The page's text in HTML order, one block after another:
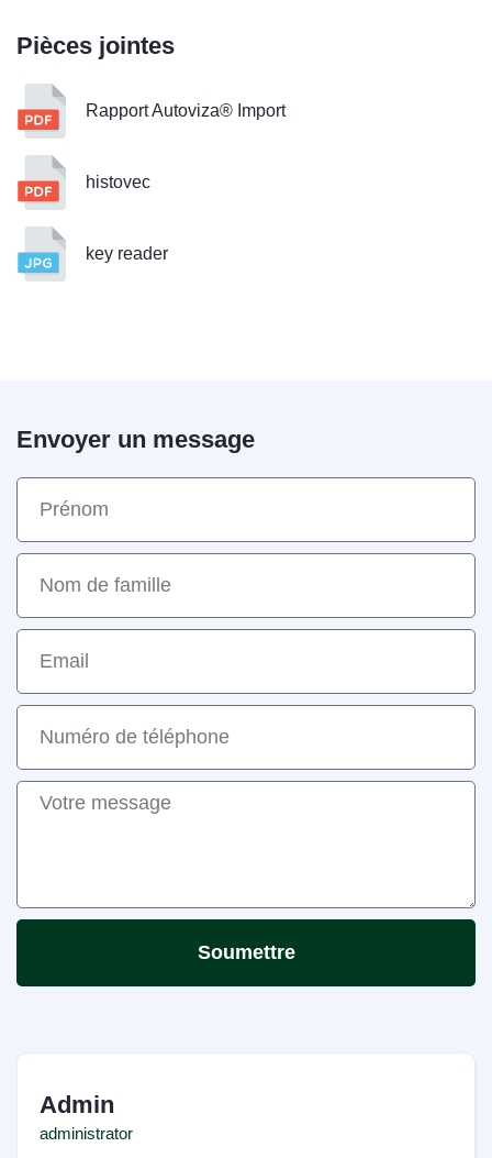
Pièces jointes
Rapport Autoviza® Import
histovec
key reader
Envoyer un message
Soumettre
Admin
administrator